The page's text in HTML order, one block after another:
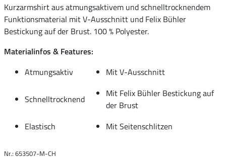
Kurzarmshirt aus atmungsaktivem und schnelltrocknendem
Funktionsmaterial mit V-Ausschnitt und Felix Bühler
Bestickung auf der Brust. 100 % Polyester.
Materialinfos & Features:
Atmungsaktiv
Mit V-Ausschnitt
Schnelltrocknend
Mit Felix Bühler Bestickung auf
der Brust
Elastisch
Mit Seitenschlitzen
Nr.: 653507-M-CH